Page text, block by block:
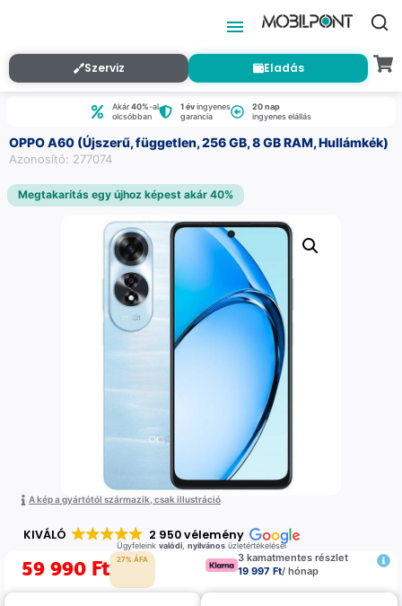
Szerviz Eladás
Akár40%-al
olcsóbban
1 évingyenes
garancia
20 nap
ingyenes elállás
OPPO A60 (Újszerű, független, 256 GB, 8 GB RAM, Hullámkék)
Azonosító: 277074
Megtakarítás egy újhoz képest akár 40%
A kép a gyártótól származik, csak illustráció
KIVÁLÓ 2 950 vélemény
Ügyfeleink valódi, nyilvánosüzletértékelései
59 990 Ft 27% ÁFA
3 kamatmentes részlet
19 997 Ft/ hónap